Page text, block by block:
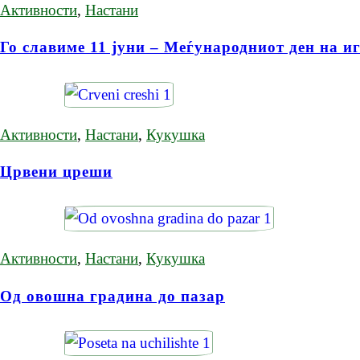
Активности, Настани
Го славиме 11 јуни – Меѓународниот ден на
Активности, Настани, Кукушка
Црвени цреши
Активности, Настани, Кукушка
Од овошна градина до пазар